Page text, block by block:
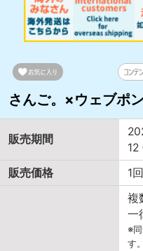
さんご。×ウェブポン
販売期間
12
販売価格
1
複
一
※
す。